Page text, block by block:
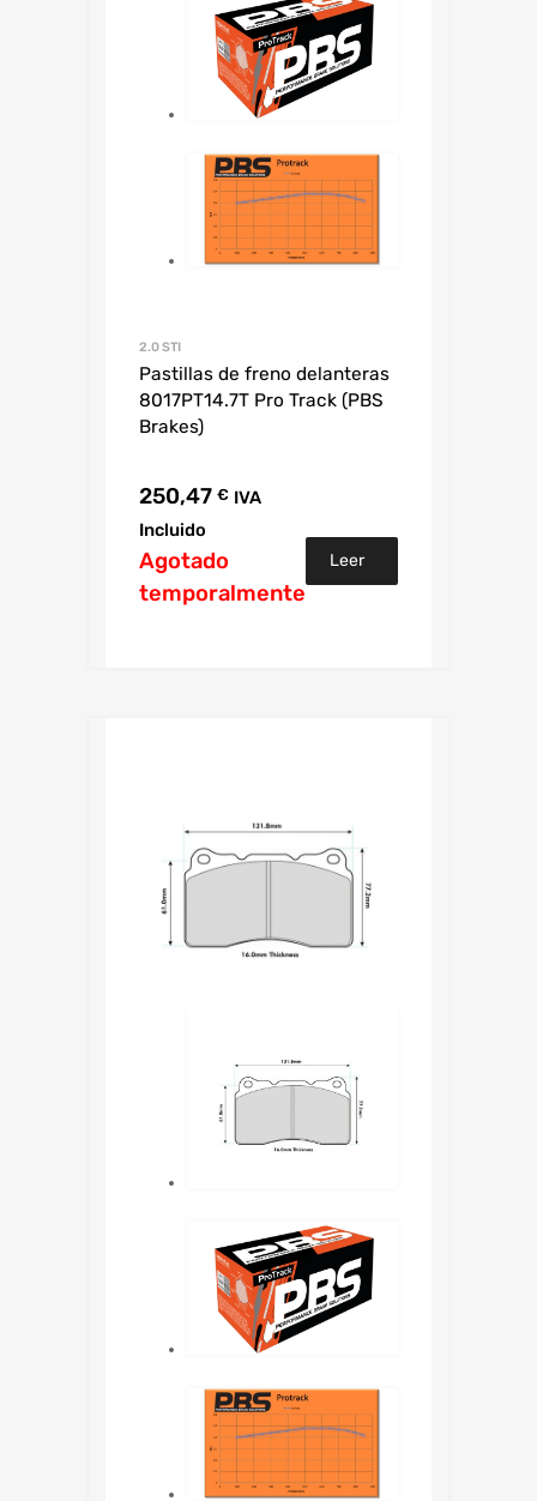
2.0 STI
Pastillas de freno delanteras
8017PT14.7T Pro Track (PBS
Brakes)
250,47 € IVA
Incluido
Agotado
temporalmente
Leer